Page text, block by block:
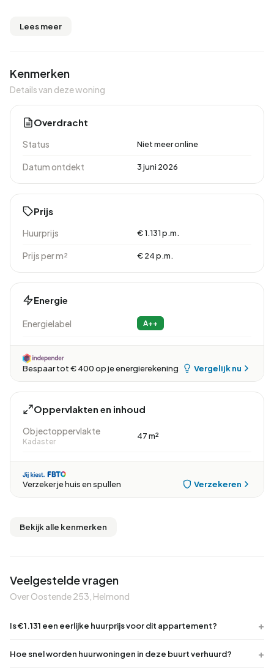
Lees meer
Kenmerken
Details van deze woning
Overdracht
Status Niet meer online
Datum ontdekt 3 juni 2026
Prijs
Huurprijs € 1.131 p.m.
Prijs per m² € 24 p.m.
Energie
Energielabel A++
Bespaar tot € 400 op je energierekening Vergelijk nu
Oppervlakten en inhoud
Objectoppervlakte
Kadaster
47 m²
Verzeker je huis en spullen Verzekeren
Bekijk alle kenmerken
Veelgestelde vragen
Over Oostende 253, Helmond
Is €1.131 een eerlijke huurprijs voor dit appartement?
Hoe snel worden huurwoningen in deze buurt verhuurd?